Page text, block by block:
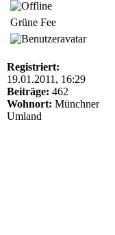
Grüne Fee
Registriert:
19.01.2011, 16:29
Beiträge: 462
Wohnort: Münchner
Umland